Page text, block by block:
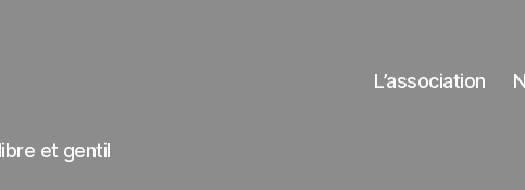
et gentil
L’association